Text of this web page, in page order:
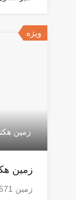
ویژه
زمین
زمین
زمین 14571 متر (1.5 هکتار) کاربری…